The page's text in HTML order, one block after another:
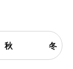
秋 冬